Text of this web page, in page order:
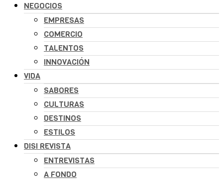
NEGOCIOS
EMPRESAS
COMERCIO
TALENTOS
INNOVACIÓN
VIDA
SABORES
CULTURAS
DESTINOS
ESTILOS
DISI REVISTA
ENTREVISTAS
A FONDO